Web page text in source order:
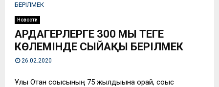
БЕРІЛМЕК
Новости
АРДАГЕРЛЕРГЕ 300 МЫҢ ТЕҢГЕ
КӨЛЕМІНДЕ СЫЙАҚЫ БЕРІЛМЕК
26.02.2020
Ұлы Отан соғысының 75 жылдығына орай, соғыс